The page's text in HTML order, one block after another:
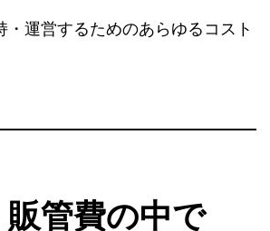
・運営するためのあらゆるコスト
管費の中で